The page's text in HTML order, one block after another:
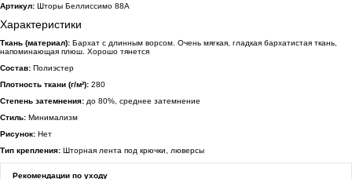
Артикул: Шторы Беллиссимо 88А
Характеристики
Ткань (материал): Бархат с длинным ворсом. Очень мягкая, гладкая бархатистая ткань,
напоминающая плюш. Хорошо тянется
Состав: Полиэстер
Плотность ткани (г/м²): 280
Степень затемнения: до 80%, среднее затемнение
Стиль: Минимализм
Рисунок: Нет
Тип крепления: Шторная лента под крючки, люверсы
Рекомендации по уходу